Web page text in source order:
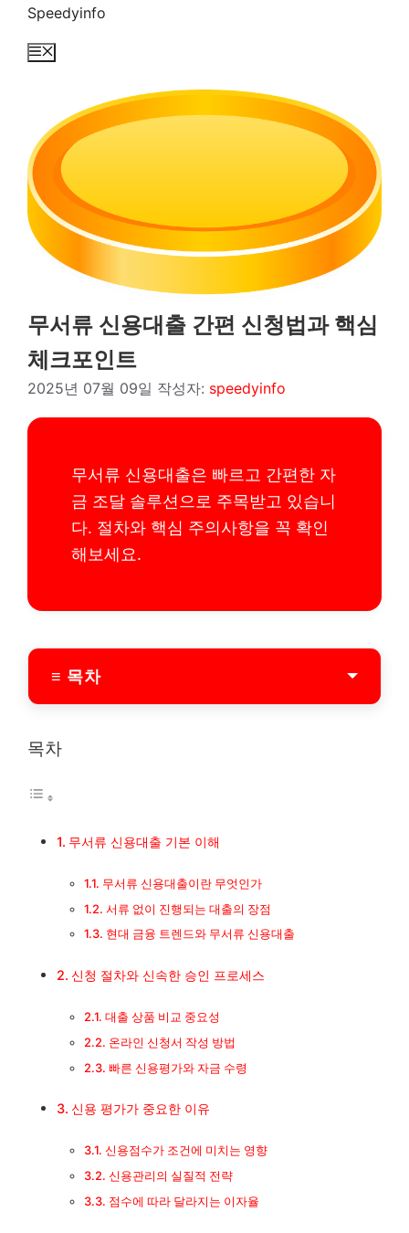
Speedyinfo
메
무서류 신용대출 간편 신청법과 핵심
체크포인트
2025년 07월 09일 작성자: speedyinfo
무서류 신용대출은 빠르고 간편한 자
금 조달 솔루션으로 주목받고 있습니
다. 절차와 핵심 주의사항을 꼭 확인
해보세요.
≡ 목차
서류 없이 진행되는 대출의 장점
현대 금융 트렌드와 무서류 신용대출
신청 절차와 신속한 승인 프로세스
대출 상품 비교 중요성
온라인 신청서 작성 방법
빠른 신용평가와 자금 수령
신용 평가가 중요한 이유
신용점수가 조건에 미치는 영향
신용관리의 실질적 전략
목차
무서류 신용대출 기본 이해
무서류 신용대출이란 무엇인가
서류 없이 진행되는 대출의 장점
현대 금융 트렌드와 무서류 신용대출
신청 절차와 신속한 승인 프로세스
대출 상품 비교 중요성
온라인 신청서 작성 방법
빠른 신용평가와 자금 수령
신용 평가가 중요한 이유
신용점수가 조건에 미치는 영향
신용관리의 실질적 전략
점수에 따라 달라지는 이자율